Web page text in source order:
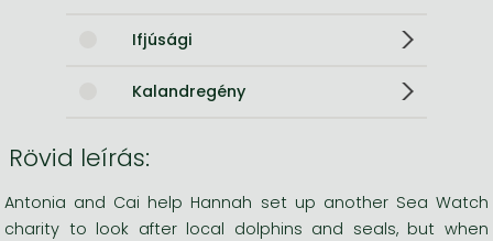
Ifjúsági
Kalandregény
Rövid leírás:
Antonia and Cai help Hannah set up another Sea Watch
charity to look after local dolphins and seals, but when